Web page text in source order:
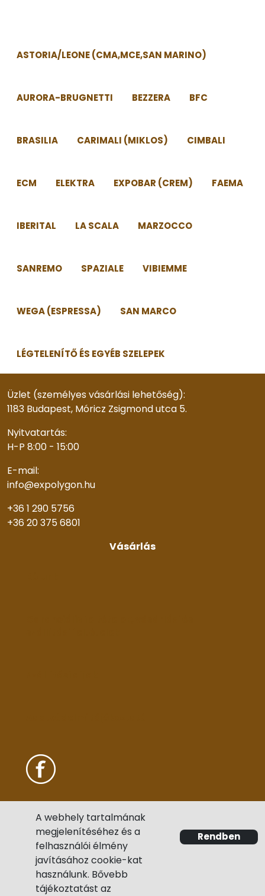
ASTORIA/LEONE (CMA,MCE,SAN MARINO)
AURORA-BRUGNETTI BEZZERA BFC
BRASILIA CARIMALI (MIKLOS) CIMBALI
ECM ELEKTRA EXPOBAR (CREM) FAEMA
IBERITAL LA SCALA MARZOCCO
SANREMO SPAZIALE VIBIEMME
WEGA (ESPRESSA) SAN MARCO
LÉGTELENÍTŐ ÉS EGYÉB SZELEPEK
Üzlet (személyes vásárlási lehetőség):
1183 Budapest, Móricz Zsigmond utca 5.
Nyitvatartás:
H-P 8:00 - 15:00
E-mail:
info@expolygon.hu
+36 1 290 5756
+36 20 375 6801
Vásárlás
A webhely tartalmának
megjelenítéséhez és a
felhasználói élmény
javításához cookie-kat
használunk. Bővebb
tájékoztatást az
Rendben